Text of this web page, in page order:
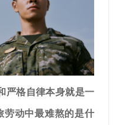
严格自律本身就是一
劳动中最难熬的是什